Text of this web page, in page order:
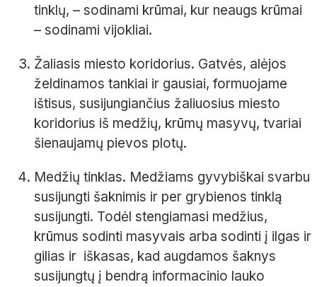
tinklų, – sodinami krūmai, kur neaugs krūmai
– sodinami vijokliai.
Žaliasis miesto koridorius. Gatvės, alėjos
želdinamos tankiai ir gausiai, formuojame
ištisus, susijungiančius žaliuosius miesto
koridorius iš medžių, krūmų masyvų, tvariai
šienaujamų pievos plotų.
Medžių tinklas. Medžiams gyvybiškai svarbu
susijungti šaknimis ir per grybienos tinklą
susijungti. Todėl stengiamasi medžius,
krūmus sodinti masyvais arba sodinti į ilgas ir
gilias ir iškasas, kad augdamos šaknys
susijungtų į bendrą informacinio lauko